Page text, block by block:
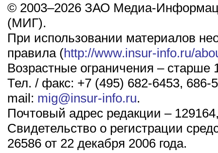
© 2003–2026 ЗАО Медиа-
(МИГ).
При использовании материалов
правила (http://www.insur-info.ru/
Возрастные ограничения – старше
Тел. / факс: +7 (495) 682-6453, 686-
mail: mig@insur-info.ru.
Почтовый адрес редакции –
Свидетельство о регистрации
26586 от 22 декабря 2006 года.